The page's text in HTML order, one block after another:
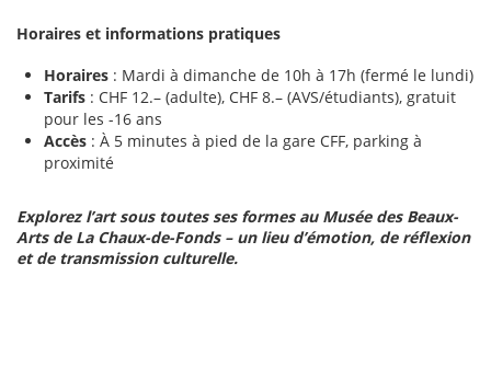
Horaires et informations pratiques
Horaires : Mardi à dimanche de 10h à 17h (fermé le lundi)
Tarifs : CHF 12.– (adulte), CHF 8.– (AVS/étudiants), gratuit
pour les -16 ans
Accès : À 5 minutes à pied de la gare CFF, parking à
proximité
Explorez l’art sous toutes ses formes au Musée des Beaux-
Arts de La Chaux-de-Fonds – un lieu d’émotion, de réflexion
et de transmission culturelle.